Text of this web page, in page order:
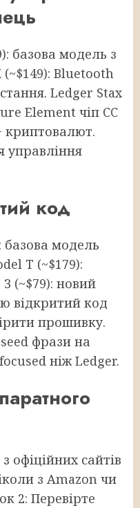
базова модель з
Bluetooth
Ledger Stax
Element чіп CC
криптовалют.
управління
код
базова модель
T (~$179):
(~$79): новий
відкритий код
прошивку.
фрази на
ніж Ledger.
офіційних сайтів
з Amazon чи
2: Перевірте